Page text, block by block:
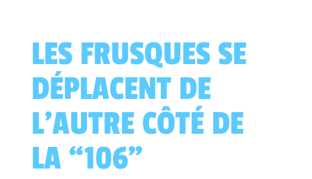
LES FRUSQUES SE
DÉPLACENT DE
L’AUTRE CÔTÉ DE
LA “106”